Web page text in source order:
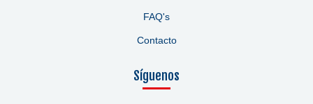
FAQ's
Contacto
Síguenos